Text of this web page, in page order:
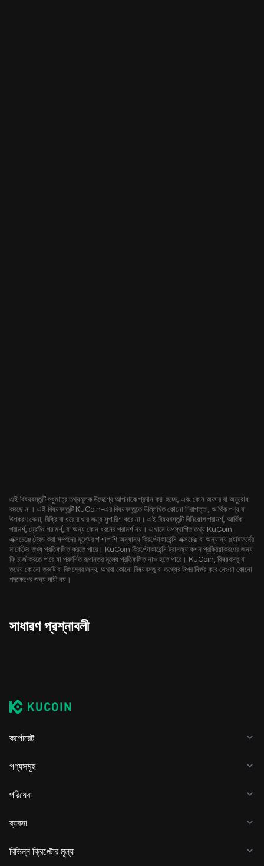
এই বিষয়বস্তুটি শুধুমাত্র তথ্যমূলক উদ্দেশ্যে আপনাকে প্রদান করা হচ্ছে, এবং কোন অফার বা অনুরোধ
করছে না। এই বিষয়বস্তুটি KuCoin-এর বিষয়বস্তুতে উল্লিখিত কোনো নিরাপত্তা, আর্থিক পণ্য বা
উপকরণ কেনা, বিক্রি বা ধরে রাখার জন্য সুপারিশ করে না। এই বিষয়বস্তুটি বিনিয়োগ পরামর্শ, আর্থিক
পরামর্শ, ট্রেডিং পরামর্শ, বা অন্য কোন ধরনের পরামর্শ নয়। এখানে উপস্থাপিত তথ্য KuCoin
এক্সচেঞ্জে ট্রেড করা সম্পদের মূল্যের পাশাপাশি অন্যান্য ক্রিপ্টোকারেন্সি এক্সচেঞ্জ বা অন্যান্য প্ল্যাটফর্মের
মার্কেটের তথ্য প্রতিফলিত করতে পারে। KuCoin ক্রিপ্টোকারেন্সি ট্রানজ্যাকশন প্রক্রিয়াকরণের জন্য
ফি চার্জ করতে পারে যা প্রদর্শিত রূপান্তর মূল্যে প্রতিফলিত নাও হতে পারে। KuCoin, বিষয়বস্তু বা
তথ্যে কোনো ত্রুটি বা বিলম্বের জন্য, অথবা কোনো বিষয়বস্তু বা তথ্যের উপর নির্ভর করে নেওয়া কোনো
পদক্ষেপের জন্য দায়ী নয়।
সাধারণ প্রশ্নাবলী
কর্পোরেট
পণ্যসমূহ
পরিষেবা
ব্যবসা
বিভিন্ন ক্রিপ্টোর মূল্য